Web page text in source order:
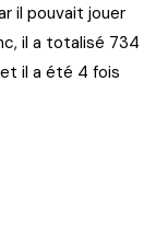
il pouvait jouer
il a totalisé 734
il a été 4 fois